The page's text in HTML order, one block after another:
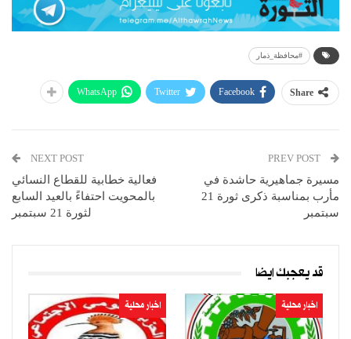
#محافظة_ذمار
Share
Facebook
Twitter
WhatsApp
مسيرة جماهيرية حاشدة في
مأرب بمناسبة ذكرى ثورة 21
سبتمبر
NEXT POST
فعالية خطابية للقطاع النسائي
بالمحويت احتفاءً بالعيد السابع
لثورة 21 سبتمبر
قد يعجبك ايضا
اخبار محلية اخبار محلية